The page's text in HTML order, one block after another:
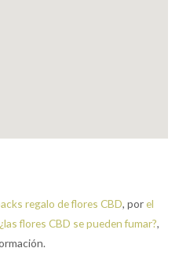
regalo de flores CBD, porel
¿las flores CBD se pueden fumar?,